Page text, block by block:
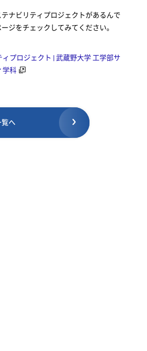
ナビリティプロジェクトがあるんで
ジをチェックしてみてください。
プロジェクト | 武蔵野大学 工学部サ
学科
覧へ